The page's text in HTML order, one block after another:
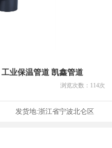
业保温管道 凯鑫管道
浏览次数： 114次
发货地:浙江省宁波北仑区